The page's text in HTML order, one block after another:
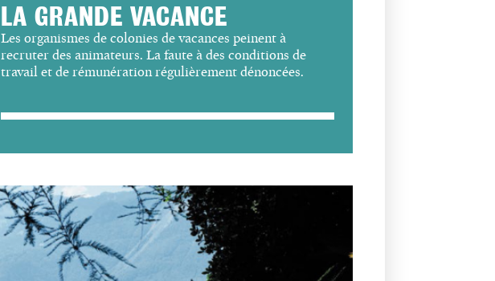
LA GRANDE VACANCE
Les organismes de colonies de vacances peinent à
recruter des animateurs. La faute à des conditions de
travail et de rémunération régulièrement dénoncées.